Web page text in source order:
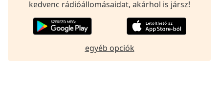
kedvenc rádióállomásaidat, akárhol is jársz!
egyéb opciók